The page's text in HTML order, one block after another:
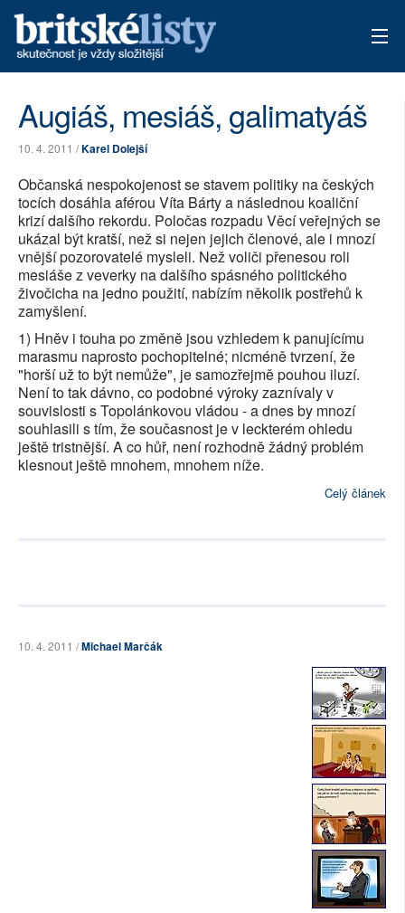
ARCHIV
TÉMATA
AUTOŘI
PŘÍSPĚVKY NA PROVOZ
Augiáš, mesiáš, galimatyáš
10. 4. 2011 /Karel Dolejší
Občanská nespokojenost se stavem politiky na českých
tocích dosáhla aférou Víta Bárty a následnou koaliční
krizí dalšího rekordu. Poločas rozpadu Věcí veřejných se
ukázal být kratší, než si nejen jejich členové, ale i mnozí
vnější pozorovatelé mysleli. Než voliči přenesou roli
mesiáše z veverky na dalšího spásného politického
živočicha na jedno použití, nabízím několik postřehů k
zamyšlení.
1) Hněv i touha po změně jsou vzhledem k panujícímu
marasmu naprosto pochopitelné; nicméně tvrzení, že
"horší už to být nemůže", je samozřejmě pouhou iluzí.
Není to tak dávno, co podobné výroky zaznívaly v
souvislosti s Topolánkovou vládou - a dnes by mnozí
souhlasili s tím, že současnost je v leckterém ohledu
ještě tristnější. A co hůř, není rozhodně žádný problém
klesnout ještě mnohem, mnohem níže.
Celý článek
10. 4. 2011 /Michael Marčák